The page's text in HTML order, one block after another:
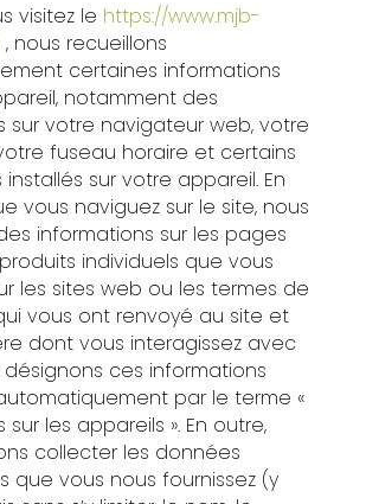
visitez le https://www.mjb-
, nous recueillons
certaines informations
notamment des
sur votre navigateur web, votre
fuseau horaire et certains
sur votre appareil. En
vous naviguez sur le site, nous
informations sur les pages
individuels que vous
les sites web ou les termes de
vous ont renvoyé au site et
dont vous interagissez avec
désignons ces informations
par le terme «
les appareils ». En outre,
collecter les données
que vous nous fournissez (y